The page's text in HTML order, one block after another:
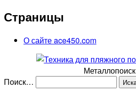
Страницы
О сайте ace450.com
Металлопоиск
Поиск…